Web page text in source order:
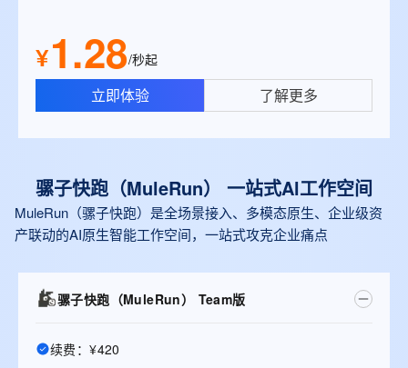
¥1.28/秒起
立即体验 了解更多
骡子快跑（MuleRun） 一站式Al工作空间
MuleRun（骡子快跑）是全场景接入、多模态原生、企业级资
产联动的AI原生智能工作空间，一站式攻克企业痛点
骡子快跑（MuleRun） Team版
续费：¥420